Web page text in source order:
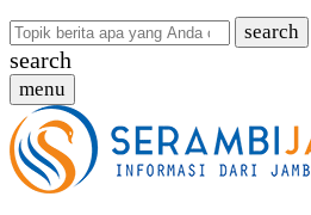
search
search
menu